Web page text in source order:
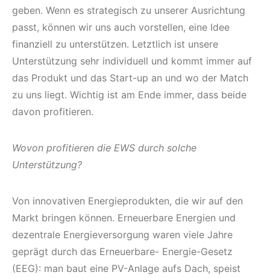
geben. Wenn es strategisch zu unserer Ausrichtung
passt, können wir uns auch vorstellen, eine Idee
finanziell zu unterstützen. Letztlich ist unsere
Unterstützung sehr individuell und kommt immer auf
das Produkt und das Start-up an und wo der Match
zu uns liegt. Wichtig ist am Ende immer, dass beide
davon profitieren.
Wovon profitieren die EWS durch solche
Unterstützung?
Von innovativen Energieprodukten, die wir auf den
Markt bringen können. Erneuerbare Energien und
dezentrale Energieversorgung waren viele Jahre
geprägt durch das Erneuerbare- Energie-Gesetz
(EEG): man baut eine PV-Anlage aufs Dach, speist